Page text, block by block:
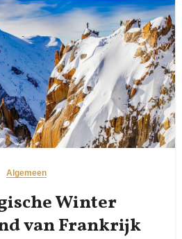
Algemeen
Winter
van Frankrijk